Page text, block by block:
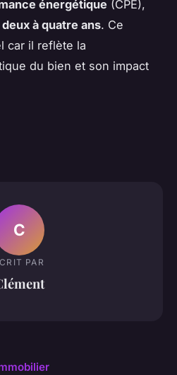
énergétique (CPE),
deux à quatre ans. Ce
car il reflète la
du bien et son impact
C
PAR